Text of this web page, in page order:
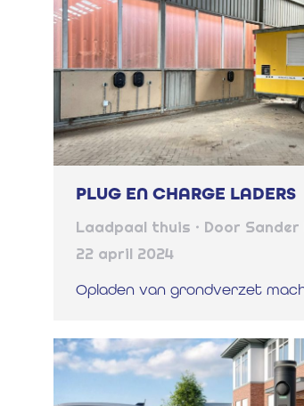
PLUG EN CHARGE LADERS
Laadpaal thuis Door Sander
22 april 2024
Opladen van grondverzet